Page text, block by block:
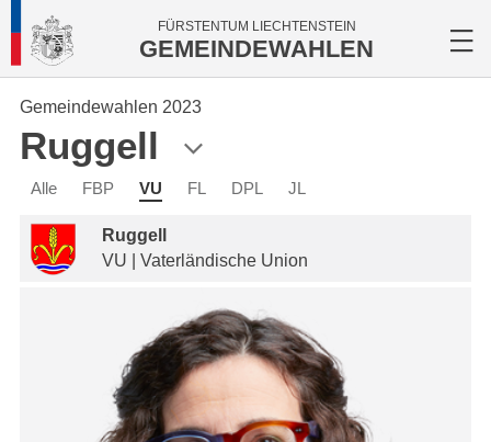
FÜRSTENTUM LIECHTENSTEIN
GEMEINDEWAHLEN
Gemeindewahlen 2023
Ruggell
Alle FBP VU FL DPL JL
Ruggell
VU | Vaterländische Union